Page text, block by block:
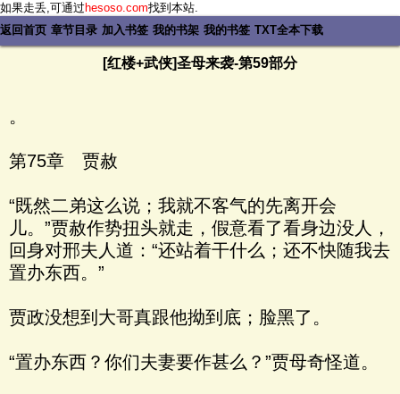
如果走丢,可通过hesoso.com找到本站.
返回首页 章节目录 加入书签 我的书架 我的书签 TXT全本下载
[红楼+武侠]圣母来袭-第59部分
。
第75章 贾赦
“既然二弟这么说；我就不客气的先离开会
儿。”贾赦作势扭头就走，假意看了看身边没人，
回身对邢夫人道：“还站着干什么；还不快随我去
置办东西。”
贾政没想到大哥真跟他拗到底；脸黑了。
“置办东西？你们夫妻要作甚么？”贾母奇怪道。